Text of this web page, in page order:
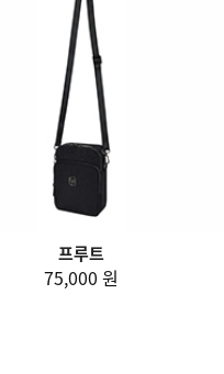
프루트
75,000 원